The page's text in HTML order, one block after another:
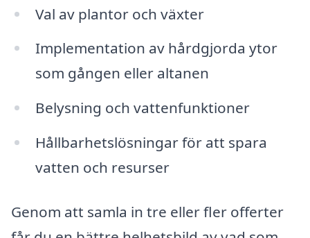
Val av plantor och växter
Implementation av hårdgjorda ytor
som gången eller altanen
Belysning och vattenfunktioner
Hållbarhetslösningar för att spara
vatten och resurser
Genom att samla in tre eller fler offerter